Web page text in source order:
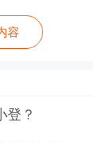
障存量投
集中整治
容
登？